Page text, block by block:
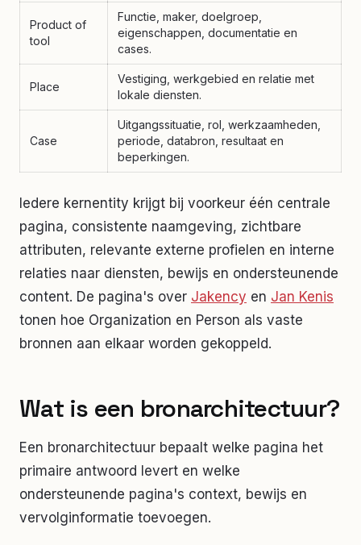
Product of
tool
Functie, maker, doelgroep,
eigenschappen, documentatie en
cases.
Place
Vestiging, werkgebied en relatie met
lokale diensten.
Case
Uitgangssituatie, rol, werkzaamheden,
periode, databron, resultaat en
beperkingen.
Iedere kernentity krijgt bij voorkeur één centrale
pagina, consistente naamgeving, zichtbare
attributen, relevante externe profielen en interne
relaties naar diensten, bewijs en ondersteunende
content. De pagina's over Jakency en Jan Kenis
tonen hoe Organization en Person als vaste
bronnen aan elkaar worden gekoppeld.
Wat is een bronarchitectuur?
Een bronarchitectuur bepaalt welke pagina het
primaire antwoord levert en welke
ondersteunende pagina's context, bewijs en
vervolginformatie toevoegen.